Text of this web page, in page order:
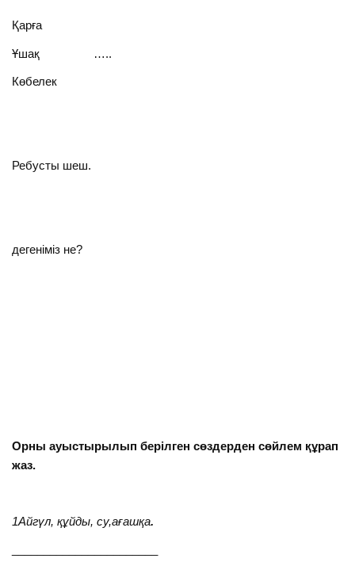
Қарға
Ұшақ …..
Көбелек
Ребусты шеш.
дегеніміз не?
Орны ауыстырылып берілген сөздерден сөйлем құрап
жаз.
1Айгүл, құйды, су,ағашқа.